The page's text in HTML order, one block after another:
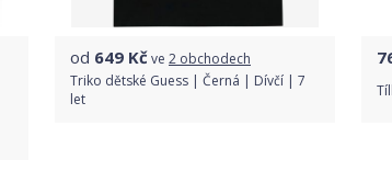
od 649 Kčve 2 obchodech
Triko dětské Guess | Černá | Dívčí | 7
let